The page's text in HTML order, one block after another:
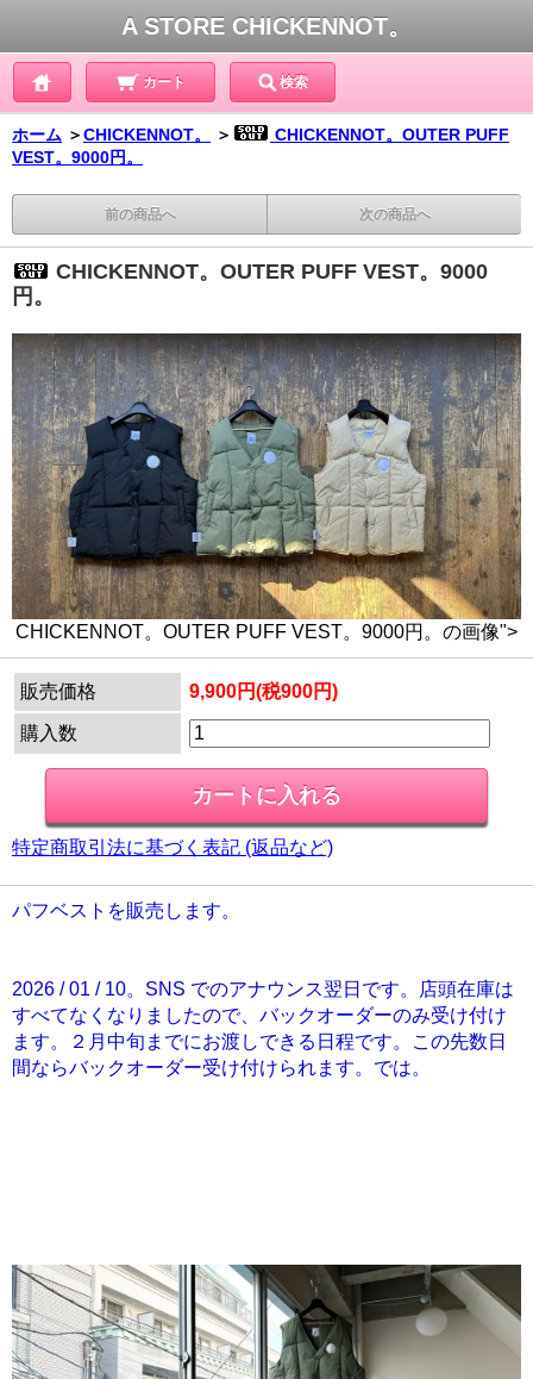
A STORE CHICKENNOT。
カート 検索
ホーム ＞CHICKENNOT。 ＞
CHICKENNOT。OUTER PUFF
VEST。9000円。
前の商品へ 次の商品へ
CHICKENNOT。OUTER PUFF VEST。9000
円。
CHICKENNOT。OUTER PUFF VEST。9000円。の画像">
販売価格 9,900円(税900円)
購入数
特定商取引法に基づく表記 (返品など)
パフベストを販売します。
2026 / 01 / 10。SNS でのアナウンス翌日です。店頭在庫は
すべてなくなりましたので、バックオーダーのみ受け付け
ます。２月中旬までにお渡しできる日程です。この先数日
間ならバックオーダー受け付けられます。では。